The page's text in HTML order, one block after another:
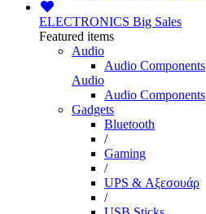
ELECTRONICS Big Sales
Featured items
Audio
Audio Components
Audio
Audio Components
Gadgets
Bluetooth
/
Gaming
/
UPS & Αξεσουάρ
/